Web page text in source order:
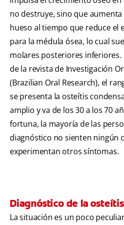
no destruye, sino que
hueso al tiempo que reduce el
para la médula ósea, lo cual
molares posteriores inferiores.
de la revista de Investigación
(Brazilian Oral Research), el
se presenta la osteítis
amplio y va de los 30 a los 70
fortuna, la mayoría de las
diagnóstico no sienten ningún
experimentan otros síntomas.
Diagnóstico de la
La situación es un poco